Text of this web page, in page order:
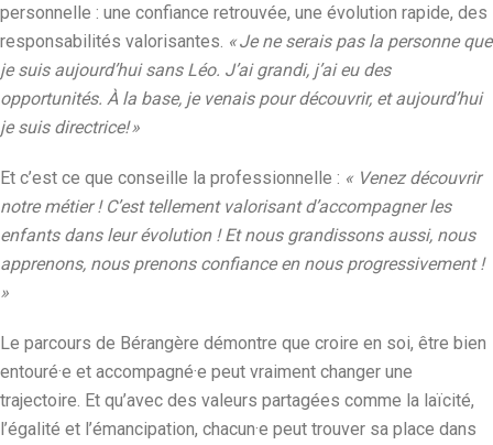
personnelle : une confiance retrouvée, une évolution rapide, des
responsabilités valorisantes. « Je ne serais pas la personne que
je suis aujourd’hui sans Léo. J’ai grandi, j’ai eu des
opportunités. À la base, je venais pour découvrir, et aujourd’hui
je suis directrice! »
Et c’est ce que conseille la professionnelle : « Venez découvrir
notre métier ! C’est tellement valorisant d’accompagner les
enfants dans leur évolution ! Et nous grandissons aussi, nous
apprenons, nous prenons confiance en nous progressivement !
»
Le parcours de Bérangère démontre que croire en soi, être bien
entouré·e et accompagné·e peut vraiment changer une
trajectoire. Et qu’avec des valeurs partagées comme la laïcité,
l’égalité et l’émancipation, chacun·e peut trouver sa place dans